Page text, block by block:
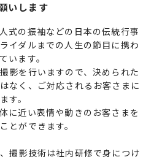
いします
式の振袖などの日本の伝統行事
イダルまでの人生の節目に携わ
います。
影を行いますので、決められた
なく、ご対応されるお客さまに
す。
に近い表情や動きのお客さまを
とができます。
撮影技術は社内研修で身につけ